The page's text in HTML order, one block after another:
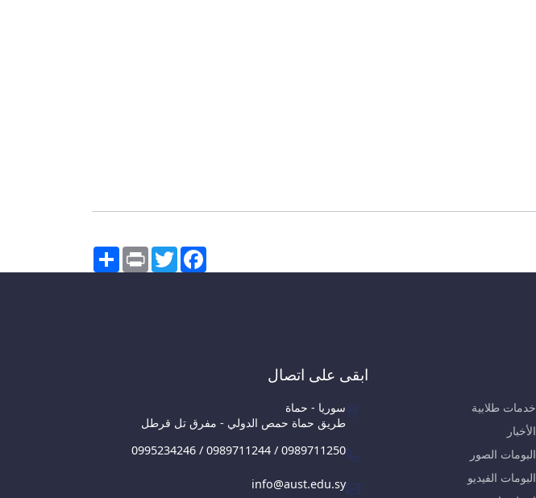
Share PrintTwitterFacebook
خدمات طلابية
الأخبار
البومات الصور
البومات الفيديو
ابقى على اتصال
سوريا - حماة
طريق حماة حمص الدولي - مفرق تل قرطل
0995234246 / 0989711244 / 0989711250
info@aust.edu.sy